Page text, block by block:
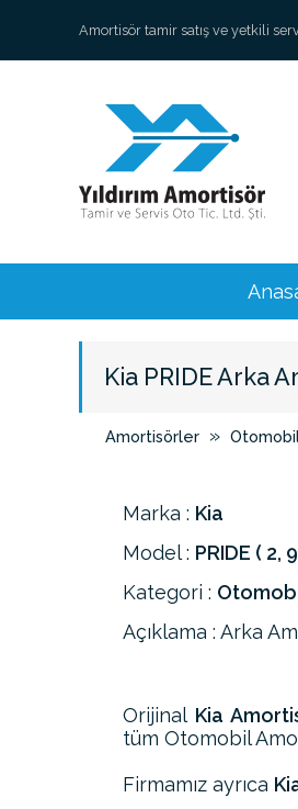
Amortisör tamir satış ve yetkili
Kia PRIDE Arka
Amortisörler »
Marka : Kia
Model : PRIDE ( 2,
Kategori :
Açıklama : Arka
Orijinal Kia
tüm Otomobil
Firmamız ayrıca